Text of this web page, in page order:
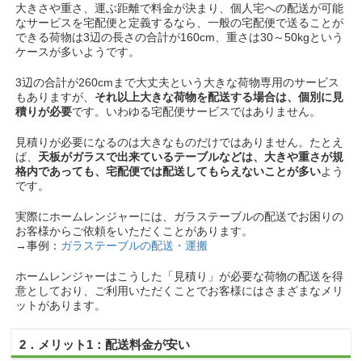
大きさや重さ、運ぶ距離で料金が決まり、個人宅への配送が可能
なサービスを宅配便と定義するなら、一般の宅配便で送ることが
できる荷物は3辺の長さの合計が160cm、重さは30～50kgという
ケースが多いようです。
3辺の合計が260cmまで大丈夫という大きな荷物専用のサービス
もありますが、 それ以上大きな荷物を配送する場合は、個別に見
積りが必要です。いわゆる宅配便サービスではありません。
見積りが必要になるのは大きなものだけではありません。たとえ
ば、 天板がガラスで出来ているテーブルなどは、大きや重さが規
格内であっても、宅配便では配送してもらえないことが多いよう
です。
実際にホームレンジャーには、ガラステーブルの配送でお困りの
お客様からご依頼をいただくことがあります。
→事例： ガラステーブルの配送・運搬
ホームレンジャーはこうした「見積り」が必要な荷物の配送を得
意としており、ご利用いただくことでお客様にはさまざまなメリ
ットがあります。
2．メリット1：配送料金が安い